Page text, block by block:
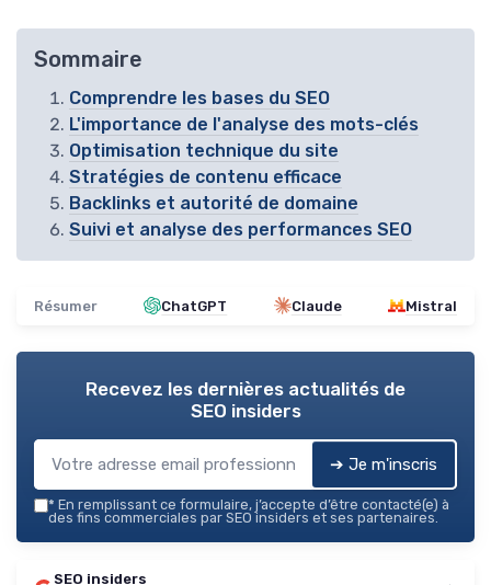
Sommaire
Comprendre les bases du SEO
L'importance de l'analyse des mots-clés
Optimisation technique du site
Stratégies de contenu efficace
Backlinks et autorité de domaine
Suivi et analyse des performances SEO
Résumer ChatGPT Claude Mistral
Recevez les dernières actualités de
SEO insiders
➔ Je m'inscris
* En remplissant ce formulaire, j’accepte d’être contacté(e) à
des fins commerciales par SEO insiders et ses partenaires.
SEO insiders